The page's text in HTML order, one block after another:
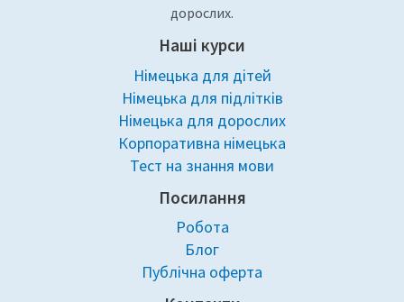
дорослих.
Наші курси
Німецька для дітей
Німецька для підлітків
Німецька для дорослих
Корпоративна німецька
Тест на знання мови
Посилання
Робота
Блог
Публічна оферта